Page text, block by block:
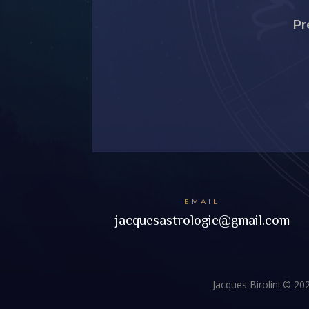
EMAIL
jacquesastrologie@gmail.com
Jacques Birolini ©